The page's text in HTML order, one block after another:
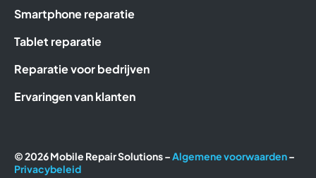
Smartphone reparatie
Tablet reparatie
Reparatie voor bedrijven
Ervaringen van klanten
© 2026 Mobile Repair Solutions – Algemene voorwaarden–
Privacybeleid